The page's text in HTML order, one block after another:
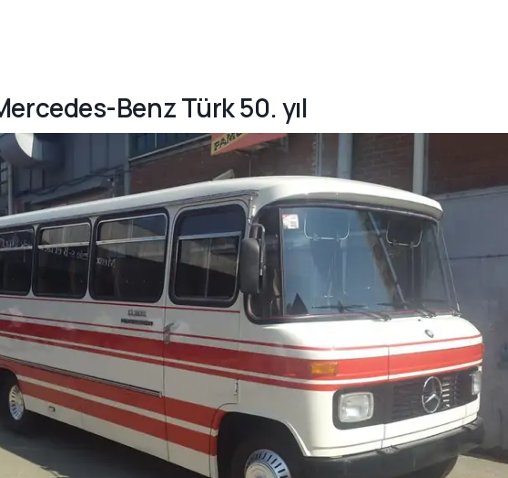
Benz Türk 50. yıl